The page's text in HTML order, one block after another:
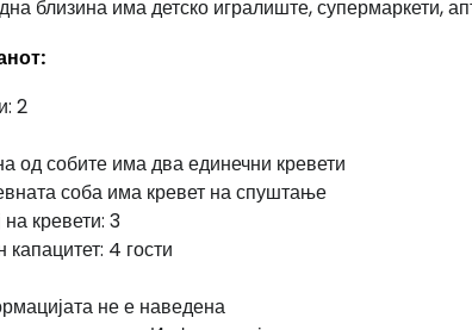
близина има детско игралиште, супермаркети,
2
од собите има два единечни кревети
соба има кревет на спуштање
кревети: 3
4 гости
не е наведена